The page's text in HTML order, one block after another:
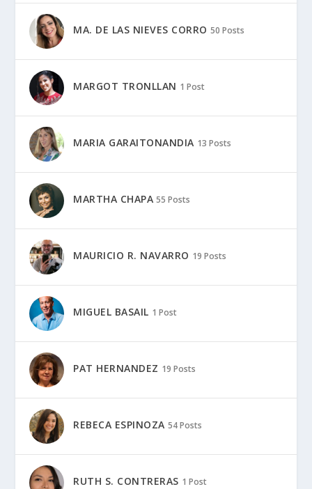
MA. DE LAS NIEVES CORRO 50 Posts
MARGOT TRONLLAN 1 Post
MARIA GARAITONANDIA 13 Posts
MARTHA CHAPA 55 Posts
MAURICIO R. NAVARRO 19 Posts
MIGUEL BASAIL 1 Post
PAT HERNANDEZ 19 Posts
REBECA ESPINOZA 54 Posts
RUTH S. CONTRERAS 1 Post